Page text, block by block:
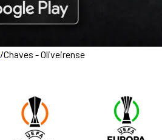
/Chaves - Oliveirense